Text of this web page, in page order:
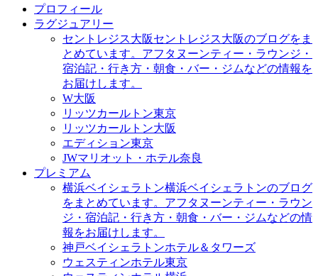
プロフィール
ラグジュアリー
セントレジス大阪セントレジス大阪のブログをま
とめています。アフタヌーンティー・ラウンジ・
宿泊記・行き方・朝食・バー・ジムなどの情報を
お届けします。
W大阪
リッツカールトン東京
リッツカールトン大阪
エディション東京
JWマリオット・ホテル奈良
プレミアム
横浜ベイシェラトン横浜ベイシェラトンのブログ
をまとめています。アフタヌーンティー・ラウン
ジ・宿泊記・行き方・朝食・バー・ジムなどの情
報をお届けします。
神戸ベイシェラトンホテル＆タワーズ
ウェスティンホテル東京